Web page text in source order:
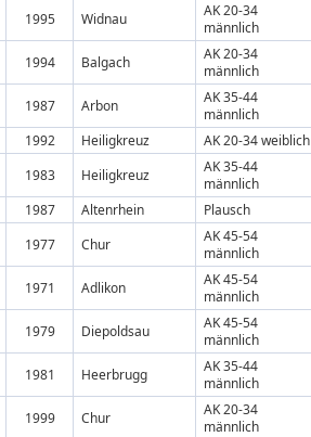
1995 Widnau
AK 20-34
männlich
1994 Balgach
AK 20-34
männlich
1987 Arbon
AK 35-44
männlich
1992 Heiligkreuz AK 20-34 weiblich
1983 Heiligkreuz
AK 35-44
männlich
1987 Altenrhein Plausch
1977 Chur
AK 45-54
männlich
1971 Adlikon
AK 45-54
männlich
1979 Diepoldsau
AK 45-54
männlich
1981 Heerbrugg
AK 35-44
männlich
1999 Chur
AK 20-34
männlich